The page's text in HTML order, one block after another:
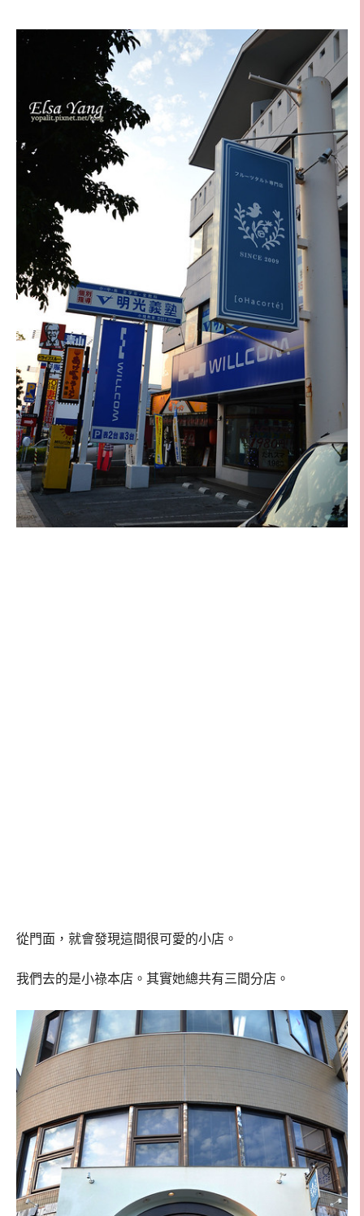
從門面，就會發現這間很可愛的小店。
我們去的是小祿本店。其實她總共有三間分店。